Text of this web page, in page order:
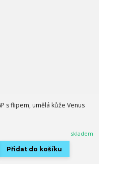
s flipem, umělá kůže Venus
skladem
Přidat do košíku